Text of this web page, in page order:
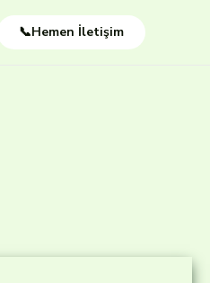
📞Hemen İletişim